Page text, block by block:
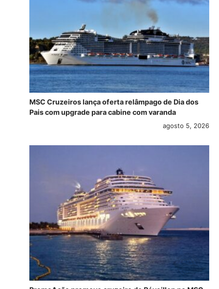
MSC Cruzeiros lança oferta relâmpago de Dia dos
Pais com upgrade para cabine com varanda
agosto 5, 2026